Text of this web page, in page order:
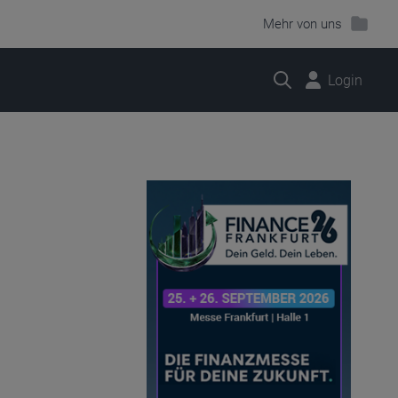
Mehr von uns
Suche Login